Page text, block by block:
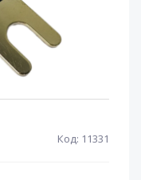
Код: 11331